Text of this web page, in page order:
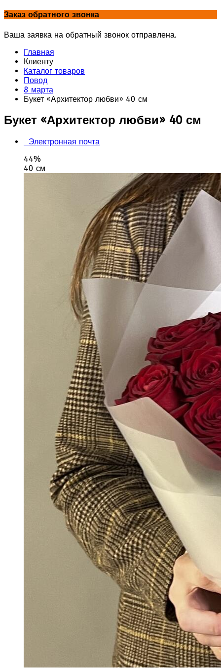
Заказ обратного звонка
Ваша заявка на обратный звонок отправлена.
Главная
Клиенту
Каталог товаров
Повод
8 марта
Букет «Архитектор любви» 40 см
Букет «Архитектор любви» 40 см
Электронная почта
44%
40 см